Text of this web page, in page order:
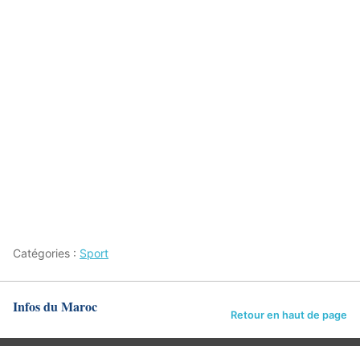
Catégories : Sport
Infos du Maroc Retour en haut de page